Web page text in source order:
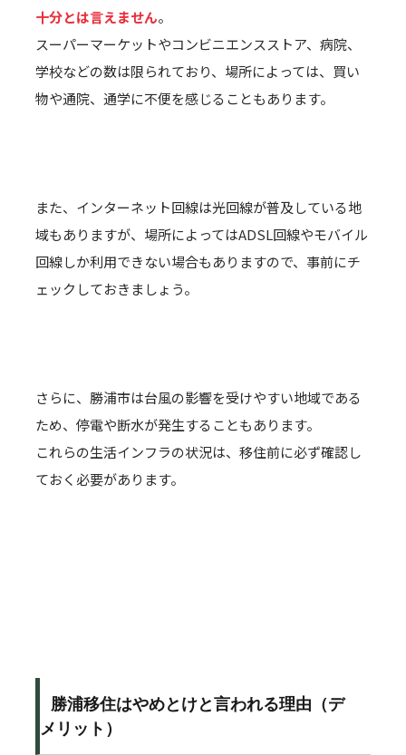
十分とは言えません。
スーパーマーケットやコンビニエンスストア、病院、
学校などの数は限られており、場所によっては、買い
物や通院、通学に不便を感じることもあります。
また、インターネット回線は光回線が普及している地
域もありますが、場所によってはADSL回線やモバイル
回線しか利用できない場合もありますので、事前にチ
ェックしておきましょう。
さらに、勝浦市は台風の影響を受けやすい地域である
ため、停電や断水が発生することもあります。
これらの生活インフラの状況は、移住前に必ず確認し
ておく必要があります。
勝浦移住はやめとけと言われる理由（デ
メリット）